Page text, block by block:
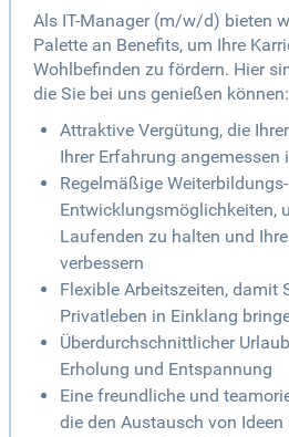
Als IT-Manager (m/w/d) bieten
Palette an Benefits, um Ihre
Wohlbefinden zu fördern. Hier
die Sie bei uns genießen können:
Attraktive Vergütung, die
Ihrer Erfahrung angemessen
Regelmäßige
Entwicklungsmöglichkeiten,
Laufenden zu halten und
verbessern
Flexible Arbeitszeiten, damit
Privatleben in Einklang
Überdurchschnittlicher
Erholung und Entspannung
Eine freundliche und
die den Austausch von Ideen